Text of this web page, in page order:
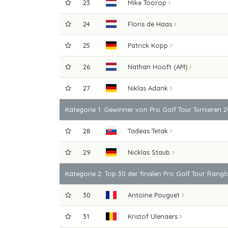
23 Mike Toorop
24 Floris de Haas
25 Patrick Kopp
26 Nathan Hooft (AM)
27 Niklas Adank
Kategorie 1: Gewinner von Pro Golf Tour Turnieren
28 Tadeas Tetak
29 Nicklas Staub
Kategorie 2: Top 30 der finalen Pro Golf Tour
30 Antoine Pouguet
31 Kristof Ulenaers